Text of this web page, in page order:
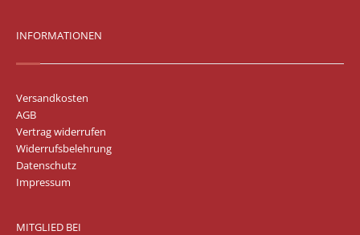
INFORMATIONEN
Versandkosten
AGB
Vertrag widerrufen
Widerrufsbelehrung
Datenschutz
Impressum
MITGLIED BEI